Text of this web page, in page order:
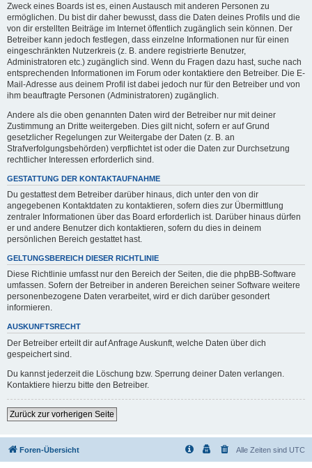
Zweck eines Boards ist es, einen Austausch mit anderen Personen zu
ermöglichen. Du bist dir daher bewusst, dass die Daten deines Profils und die
von dir erstellten Beiträge im Internet öffentlich zugänglich sein können. Der
Betreiber kann jedoch festlegen, dass einzelne Informationen nur für einen
eingeschränkten Nutzerkreis (z. B. andere registrierte Benutzer,
Administratoren etc.) zugänglich sind. Wenn du Fragen dazu hast, suche nach
entsprechenden Informationen im Forum oder kontaktiere den Betreiber. Die E-
Mail-Adresse aus deinem Profil ist dabei jedoch nur für den Betreiber und von
ihm beauftragte Personen (Administratoren) zugänglich.
Andere als die oben genannten Daten wird der Betreiber nur mit deiner
Zustimmung an Dritte weitergeben. Dies gilt nicht, sofern er auf Grund
gesetzlicher Regelungen zur Weitergabe der Daten (z. B. an
Strafverfolgungsbehörden) verpflichtet ist oder die Daten zur Durchsetzung
rechtlicher Interessen erforderlich sind.
GESTATTUNG DER KONTAKTAUFNAHME
Du gestattest dem Betreiber darüber hinaus, dich unter den von dir
angegebenen Kontaktdaten zu kontaktieren, sofern dies zur Übermittlung
zentraler Informationen über das Board erforderlich ist. Darüber hinaus dürfen
er und andere Benutzer dich kontaktieren, sofern du dies in deinem
persönlichen Bereich gestattet hast.
GELTUNGSBEREICH DIESER RICHTLINIE
Diese Richtlinie umfasst nur den Bereich der Seiten, die die phpBB-Software
umfassen. Sofern der Betreiber in anderen Bereichen seiner Software weitere
personenbezogene Daten verarbeitet, wird er dich darüber gesondert
informieren.
AUSKUNFTSRECHT
Der Betreiber erteilt dir auf Anfrage Auskunft, welche Daten über dich
gespeichert sind.
Du kannst jederzeit die Löschung bzw. Sperrung deiner Daten verlangen.
Kontaktiere hierzu bitte den Betreiber.
Zurück zur vorherigen Seite
Foren-Übersicht Alle Zeiten sind UTC